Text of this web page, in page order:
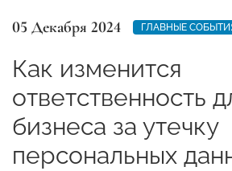
05 Декабря 2024 ГЛАВНЫЕ
Как изменится
ответственность
бизнеса за утечку
персональных